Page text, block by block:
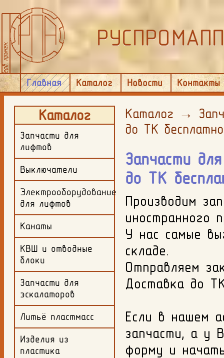
Главная Каталог Новости Контакты
Каталог
Запчасти для
лифтов
Выключатели
Электрооборудование
для лифтов
Канаты
КВШ и отводные
блоки
Запчасти для
эскалаторов
Литьё пластмасс
Изделия из
пластика
Каталог →
до ТК
Запчасти
до ТК
Производим
иностранного
У нас самые
складе.
Отправляем
Доставка до
Если в нашем
запчасти, а у
форму и